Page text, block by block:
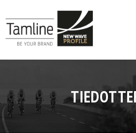
to
content